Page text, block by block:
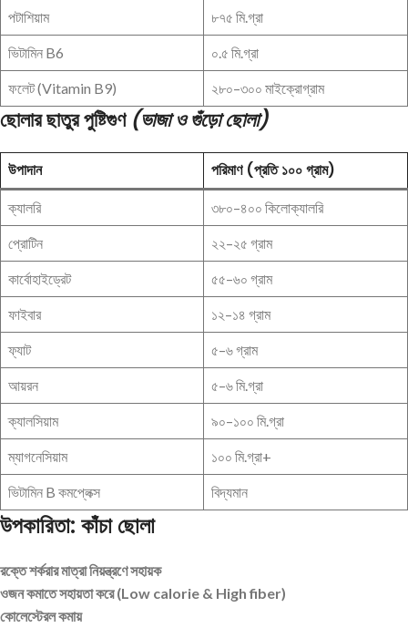
পটাশিয়াম ৮৭৫ মি.গ্রা
ভিটামিন B6 ০.৫ মি.গ্রা
ফলেট (Vitamin B9) ২৮০–৩০০ মাইক্রোগ্রাম
ছোলার ছাতুর পুষ্টিগুণ (ভাজা ও গুঁড়ো ছোলা)
উপাদান পরিমাণ (প্রতি ১০০ গ্রাম)
ক্যালরি ৩৮০–৪০০ কিলোক্যালরি
প্রোটিন ২২–২৫ গ্রাম
কার্বোহাইড্রেট ৫৫–৬০ গ্রাম
ফাইবার ১২–১৪ গ্রাম
ফ্যাট ৫–৬ গ্রাম
আয়রন ৫–৬ মি.গ্রা
ক্যালসিয়াম ৯০–১০০ মি.গ্রা
ম্যাগনেসিয়াম ১০০ মি.গ্রা+
ভিটামিন B কমপ্লেক্স বিদ্যমান
উপকারিতা: কাঁচা ছোলা
রক্তে শর্করার মাত্রা নিয়ন্ত্রণে সহায়ক
ওজন কমাতে সহায়তা করে (Low calorie & High fiber)
কোলেস্টেরল কমায়